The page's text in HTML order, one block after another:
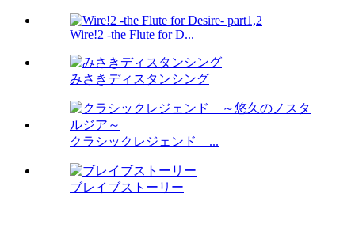
Wire!2 -the Flute for D...
みさきディスタンシング
クラシックレジェンド ...
ブレイブストーリー